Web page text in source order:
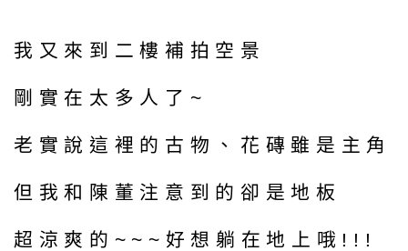
我又來到二樓補拍空景
剛實在太多人了~
老實說這裡的古物、花磚雖是主角
但我和陳董注意到的卻是地板
超涼爽的~~~好想躺在地上哦!!!